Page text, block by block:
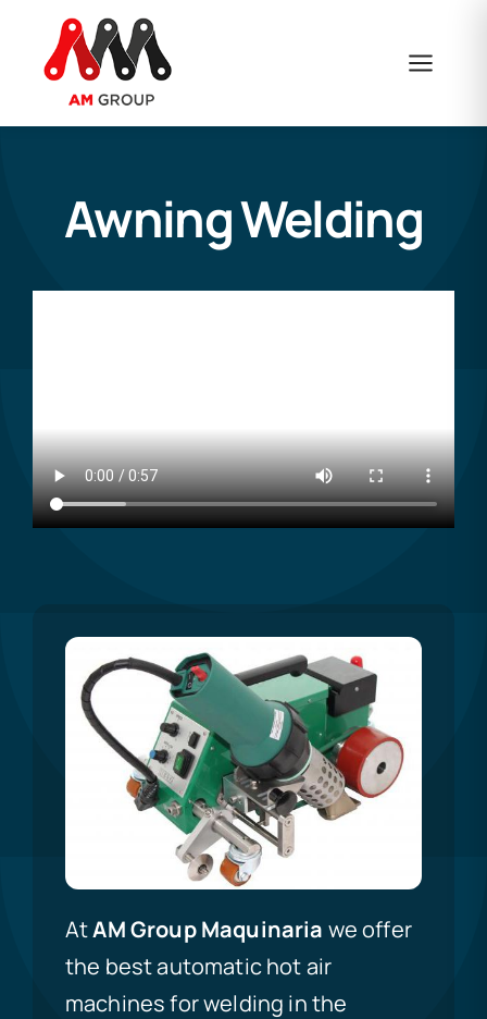
content
Awning Welding
AtAM Group Maquinaria we offer
the best automatic hot air
machines for welding in the